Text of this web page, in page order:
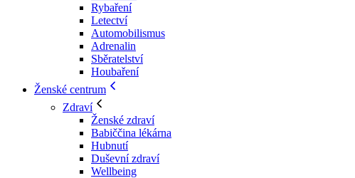
Rybaření
Letectví
Automobilismus
Adrenalin
Sběratelství
Houbaření
Ženské centrum
Zdraví
Ženské zdraví
Babiččina lékárna
Hubnutí
Duševní zdraví
Wellbeing